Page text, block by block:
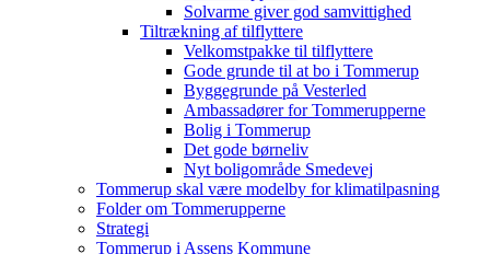
Solvarme giver god samvittighed
Tiltrækning af tilflyttere
Velkomstpakke til tilflyttere
Gode grunde til at bo i Tommerup
Byggegrunde på Vesterled
Ambassadører for Tommerupperne
Bolig i Tommerup
Det gode børneliv
Nyt boligområde Smedevej
Tommerup skal være modelby for klimatilpasning
Folder om Tommerupperne
Strategi
Tommerup i Assens Kommune